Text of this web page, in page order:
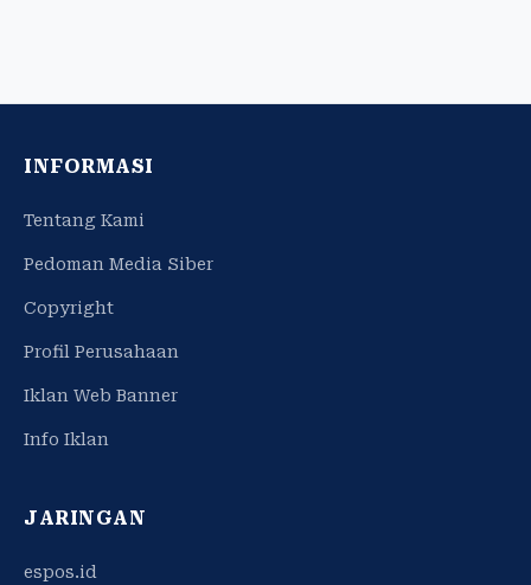
INFORMASI
Tentang Kami
Pedoman Media Siber
Copyright
Profil Perusahaan
Iklan Web Banner
Info Iklan
JARINGAN
espos.id